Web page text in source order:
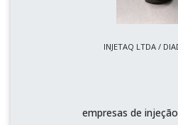
INJETAQ LTDA /
empresas de